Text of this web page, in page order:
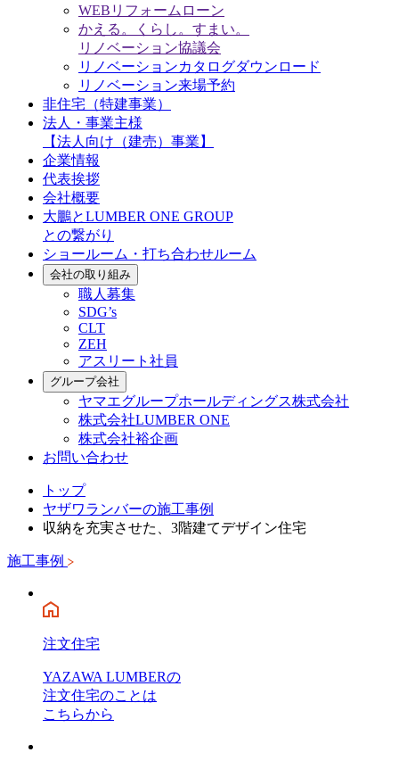
WEBリフォームローン
かえる。くらし。すまい。
リノベーション協議会
リノベーションカタログダウンロード
リノベーション来場予約
非住宅（特建事業）
法人・事業主様
【法人向け（建売）事業】
企業情報
代表挨拶
会社概要
大鵬とLUMBER ONE GROUP
との繋がり
ショールーム・打ち合わせルーム
会社の取り組み
職人募集
SDG’s
CLT
ZEH
アスリート社員
グループ会社
ヤマエグループホールディングス株式会社
株式会社LUMBER ONE
株式会社裕企画
お問い合わせ
トップ
ヤザワランバーの施工事例
収納を充実させた、3階建てデザイン住宅
施工事例
注文住宅
YAZAWA LUMBERの
注文住宅のことは
こちらから